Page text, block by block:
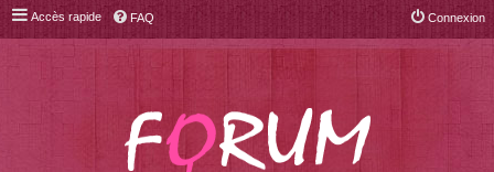
Accès rapide FAQ Connexion